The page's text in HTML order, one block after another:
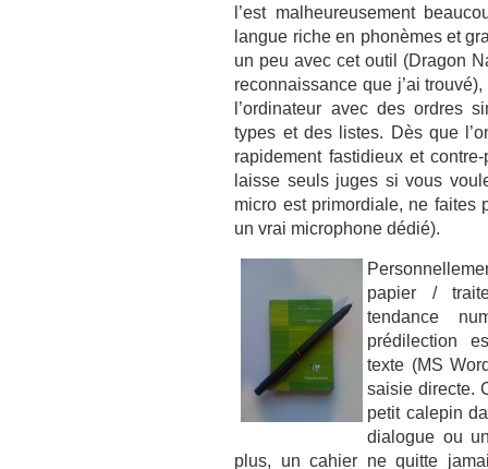
l’est malheureusement
langue riche en phonèmes et
un peu avec cet outil (Dragon
reconnaissance que j’ai
l’ordinateur avec des ordres
types et des listes. Dès que
rapidement fastidieux et
laisse seuls juges si vous
micro est primordiale, ne faites
un vrai microphone dédié).
papier /
tendance
prédilection
texte (MS
saisie directe.
petit calepin
dialogue ou
plus, un cahier ne quitte